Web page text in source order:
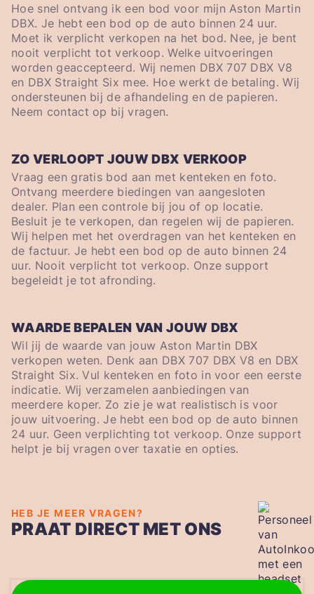
Hoe snel ontvang ik een bod voor mijn Aston Martin
DBX. Je hebt een bod op de auto binnen 24 uur.
Moet ik verplicht verkopen na het bod. Nee, je bent
nooit verplicht tot verkoop. Welke uitvoeringen
worden geaccepteerd. Wij nemen DBX 707 DBX V8
en DBX Straight Six mee. Hoe werkt de betaling. Wij
ondersteunen bij de afhandeling en de papieren.
Neem contact op bij vragen.
ZO VERLOOPT JOUW DBX VERKOOP
Vraag een gratis bod aan met kenteken en foto.
Ontvang meerdere biedingen van aangesloten
dealer. Plan een controle bij jou of op locatie.
Besluit je te verkopen, dan regelen wij de papieren.
Wij helpen met het overdragen van het kenteken en
de factuur. Je hebt een bod op de auto binnen 24
uur. Nooit verplicht tot verkoop. Onze support
begeleidt je tot afronding.
WAARDE BEPALEN VAN JOUW DBX
Wil jij de waarde van jouw Aston Martin DBX
verkopen weten. Denk aan DBX 707 DBX V8 en DBX
Straight Six. Vul kenteken en foto in voor een eerste
indicatie. Wij verzamelen aanbiedingen van
meerdere koper. Zo zie je wat realistisch is voor
jouw uitvoering. Je hebt een bod op de auto binnen
24 uur. Geen verplichting tot verkoop. Onze support
helpt je bij vragen over taxatie en opties.
HEB JE MEER VRAGEN?
PRAAT DIRECT MET ONS